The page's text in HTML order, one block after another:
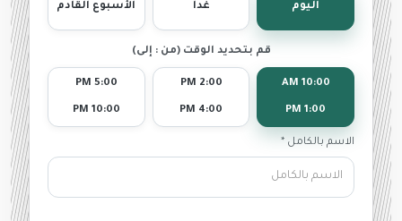
اليوم غداً الأسبوع القادم
قم بتحديد الوقت (من : إلى)
10:00 AM
1:00 PM
2:00 PM
4:00 PM
5:00 PM
10:00 PM
الاسم بالكامل *